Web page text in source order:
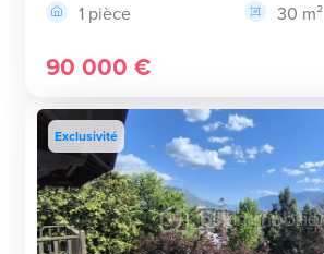
1 pièce
30 m²
90 000 €
Exclusivité